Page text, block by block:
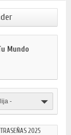
Mundo
-
2025